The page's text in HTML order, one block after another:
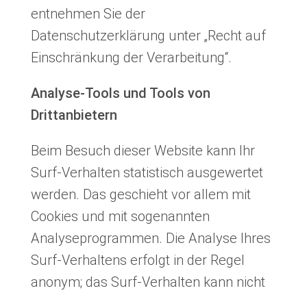
entnehmen Sie der
Datenschutzerklärung unter „Recht auf
Einschränkung der Verarbeitung“.
Analyse-Tools und Tools von
Drittanbietern
Beim Besuch dieser Website kann Ihr
Surf-Verhalten statistisch ausgewertet
werden. Das geschieht vor allem mit
Cookies und mit sogenannten
Analyseprogrammen. Die Analyse Ihres
Surf-Verhaltens erfolgt in der Regel
anonym; das Surf-Verhalten kann nicht